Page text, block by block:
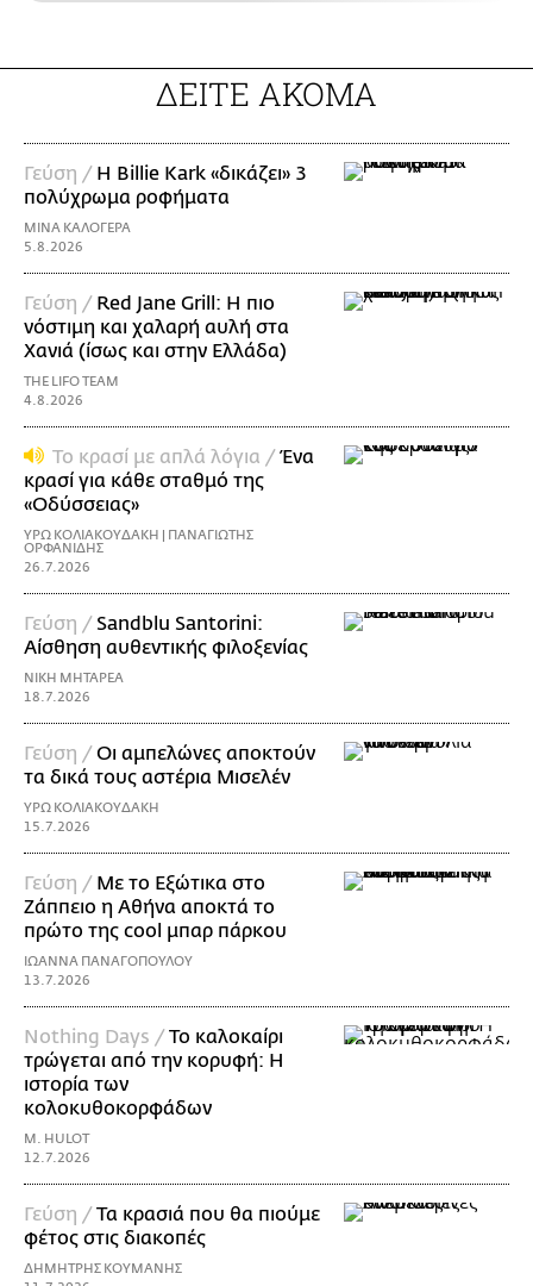
ΔΕΙΤΕ ΑΚΟΜΑ
Γεύση / H Billie Kark «δικάζει» 3
πολύχρωμα ροφήματα
ΜΙΝΑ ΚΑΛΟΓΕΡΑ
5.8.2026
Γεύση / Red Jane Grill: Η πιο
νόστιμη και χαλαρή αυλή στα
Χανιά (ίσως και στην Ελλάδα)
THE LIFO TEAM
4.8.2026
Το κρασί με απλά λόγια /Ένα
κρασί για κάθε σταθμό της
«Οδύσσειας»
ΥΡΩ ΚΟΛΙΑΚΟΥΔΑΚΗ | ΠΑΝΑΓΙΩΤΗΣ
ΟΡΦΑΝΙΔΗΣ
26.7.2026
Γεύση / Sandblu Santorini:
Αίσθηση αυθεντικής φιλοξενίας
ΝΙΚΗ ΜΗΤΑΡΕΑ
18.7.2026
Γεύση /Οι αμπελώνες αποκτούν
τα δικά τους αστέρια Μισελέν
ΥΡΩ ΚΟΛΙΑΚΟΥΔΑΚΗ
15.7.2026
Γεύση / Με το Εξώτικα στο
Ζάππειο η Αθήνα αποκτά το
πρώτο της cool μπαρ πάρκου
ΙΩΑΝΝΑ ΠΑΝΑΓΟΠΟΥΛΟΥ
13.7.2026
Nothing Days /Το καλοκαίρι
τρώγεται από την κορυφή: H
ιστορία των
κολοκυθοκορφάδων
M. HULOT
12.7.2026
Γεύση /Τα κρασιά που θα πιούμε
φέτος στις διακοπές
ΔΗΜΗΤΡΗΣ ΚΟΥΜΑΝΗΣ